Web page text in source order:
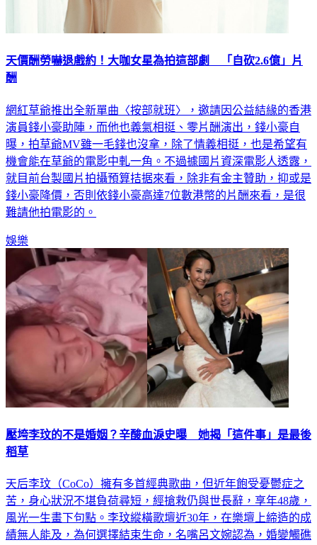
天價酬勞嚇退戲約！大咖女星為拍這部劇 「自砍2.6億」片
酬
網紅草爺推出全新單曲〈按部就班〉，邀請因公益結緣的香港
演員錢小豪助陣，而他也義氣相挺、零片酬演出，錢小豪自
曝，拍草爺MV雖一毛錢也沒拿，除了情義相挺，也是希望有
機會能在草爺的電影中軋一角。不過據國片資深電影人透露，
就目前台製國片拍攝預算拮据來看，除非有金主贊助，抑或是
錢小豪降價，否則依錢小豪高達7位數港幣的片酬來看，是很
難請他拍電影的。
娛樂
壓垮李玟的不是婚姻？辛酸血淚史曝 她揭「這件事」是最後
稻草
天后李玟（CoCo）擁有多首經典歌曲，但近年飽受憂鬱症之
苦，身心狀況不堪負荷尋短，經搶救仍與世長辭，享年48歲，
風光一生畫下句點。李玟縱橫歌壇近30年，在樂壇上締造的成
績無人能及，為何選擇結束生命，名嘴呂文婉認為，婚變觸礁